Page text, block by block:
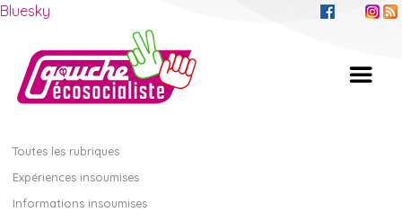
Bluesky
Toutes les rubriques
Expériences insoumises
Informations insoumises